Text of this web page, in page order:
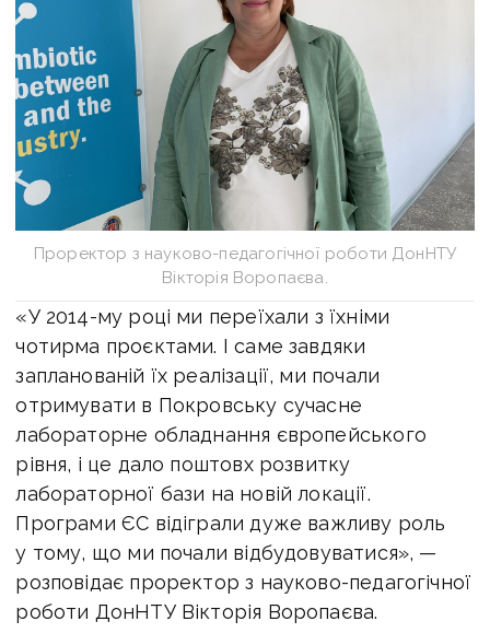
Проректор з науково-педагогічної роботи ДонНТУ
Вікторія Воропаєва.
«У 2014-му році ми переїхали з їхніми
чотирма проєктами. І саме завдяки
запланованій їх реалізації, ми почали
отримувати в Покровську сучасне
лабораторне обладнання європейського
рівня, і це дало поштовх розвитку
лабораторної бази на новій локації.
Програми ЄС відіграли дуже важливу роль
у тому, що ми почали відбудовуватися», —
розповідає проректор з науково-педагогічної
роботи ДонНТУ Вікторія Воропаєва.